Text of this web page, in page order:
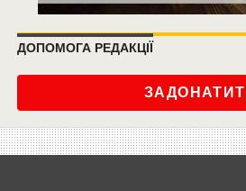
ДОПОМОГА РЕДАКЦІЇ